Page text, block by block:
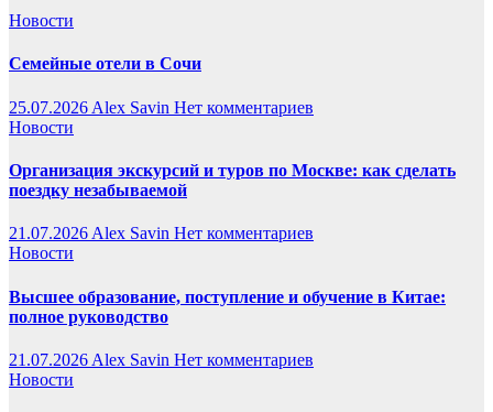
Новости
Семейные отели в Сочи
25.07.2026 Alex Savin Нет комментариев
Новости
Организация экскурсий и туров по Москве: как сделать
поездку незабываемой
21.07.2026 Alex Savin Нет комментариев
Новости
Высшее образование, поступление и обучение в Китае:
полное руководство
21.07.2026 Alex Savin Нет комментариев
Новости